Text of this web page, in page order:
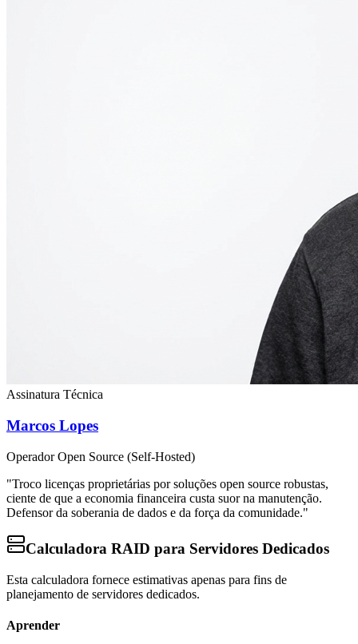
Assinatura Técnica
Marcos Lopes
Operador Open Source (Self-Hosted)
"Troco licenças proprietárias por soluções open source robustas,
ciente de que a economia financeira custa suor na manutenção.
Defensor da soberania de dados e da força da comunidade."
Calculadora RAID para Servidores Dedicados
Esta calculadora fornece estimativas apenas para fins de
planejamento de servidores dedicados.
Aprender